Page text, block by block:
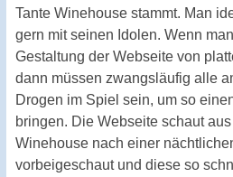
Tante Winehouse stammt. Man
gern mit seinen Idolen. Wenn
Gestaltung der Webseite von
dann müssen zwangsläufig alle
Drogen im Spiel sein, um so
bringen. Die Webseite schaut
Winehouse nach einer
vorbeigeschaut und diese so